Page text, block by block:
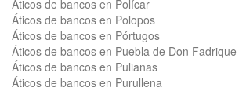
Áticos de bancos en Polícar
Áticos de bancos en Polopos
Áticos de bancos en Pórtugos
Áticos de bancos en Puebla de Don Fadrique
Áticos de bancos en Pulianas
Áticos de bancos en Purullena